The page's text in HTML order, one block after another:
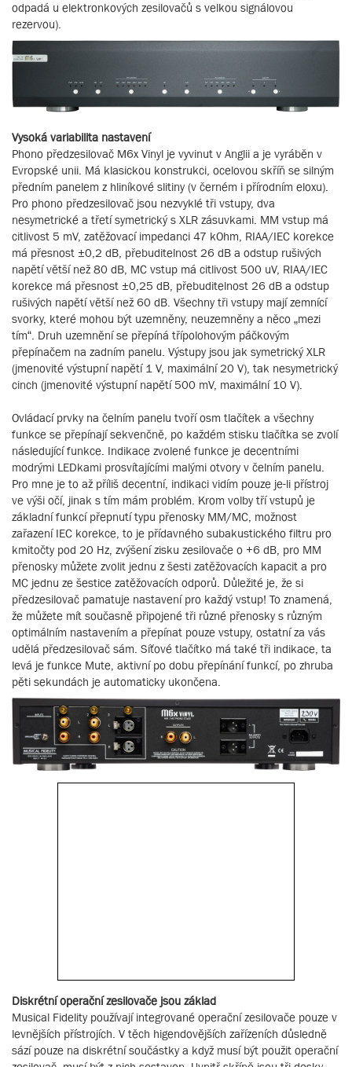
odpadá u elektronkových zesilovačů s velkou signálovou
rezervou).
Vysoká variabilita nastavení
Phono předzesilovač M6x Vinyl je vyvinut v Anglii a je vyráběn v
Evropské unii. Má klasickou konstrukci, ocelovou skříň se silným
předním panelem z hliníkové slitiny (v černém i přírodním eloxu).
Pro phono předzesilovač jsou nezvyklé tři vstupy, dva
nesymetrické a třetí symetrický s XLR zásuvkami. MM vstup má
citlivost 5 mV, zatěžovací impedanci 47 kOhm, RIAA/IEC korekce
má přesnost ±0,2 dB, přebuditelnost 26 dB a odstup rušivých
napětí větší než 80 dB, MC vstup má citlivost 500 uV, RIAA/IEC
korekce má přesnost ±0,25 dB, přebuditelnost 26 dB a odstup
rušivých napětí větší než 60 dB. Všechny tři vstupy mají zemnící
svorky, které mohou být uzemněny, neuzemněny a něco „mezi
tím“. Druh uzemnění se přepíná třípolohovým páčkovým
přepínačem na zadním panelu. Výstupy jsou jak symetrický XLR
(jmenovité výstupní napětí 1 V, maximální 20 V), tak nesymetrický
cinch (jmenovité výstupní napětí 500 mV, maximální 10 V).
Ovládací prvky na čelním panelu tvoří osm tlačítek a všechny
funkce se přepínají sekvenčně, po každém stisku tlačítka se zvolí
následující funkce. Indikace zvolené funkce je decentními
modrými LEDkami prosvítajícími malými otvory v čelním panelu.
Pro mne je to až příliš decentní, indikaci vidím pouze je-li přístroj
ve výši očí, jinak s tím mám problém. Krom volby tří vstupů je
základní funkcí přepnutí typu přenosky MM/MC, možnost
zařazení IEC korekce, to je přídavného subakustického filtru pro
kmitočty pod 20 Hz, zvýšení zisku zesilovače o +6 dB, pro MM
přenosky můžete zvolit jednu z šesti zatěžovacích kapacit a pro
MC jednu ze šestice zatěžovacích odporů. Důležité je, že si
předzesilovač pamatuje nastavení pro každý vstup! To znamená,
že můžete mít současně připojené tři různé přenosky s různým
optimálním nastavením a přepínat pouze vstupy, ostatní za vás
udělá předzesilovač sám. Síťové tlačítko má také tři indikace, ta
levá je funkce Mute, aktivní po dobu přepínání funkcí, po zhruba
pěti sekundách je automaticky ukončena.
Diskrétní operační zesilovače jsou základ
Musical Fidelity používají integrované operační zesilovače pouze v
levnějších přístrojích. V těch higendovějších zařízeních důsledně
sází pouze na diskrétní součástky a když musí být použit operační